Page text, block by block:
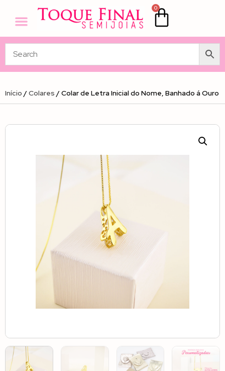
0
Início /Colares / Colar de Letra Inicial do Nome, Banhado á Ouro